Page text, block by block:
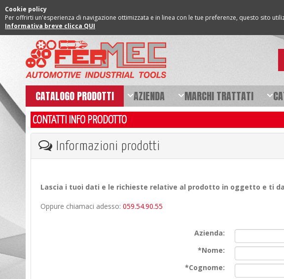
Cookie policy
Per offrirti un'esperienza di navigazione ottimizzata e in linea con le tue preferenze, questo sito
Informativa breve clicca QUI
CATALOGO PRODOTTI AZIENDA MARCHI TRATTATI
CONTATTI INFO PRODOTTO
Informazioni prodotti
Lascia i tuoi dati e le richieste relative al prodotto in oggetto e ti
Oppure chiamaci adesso: 059.54.90.55
Azienda:
*Nome:
*Cognome: